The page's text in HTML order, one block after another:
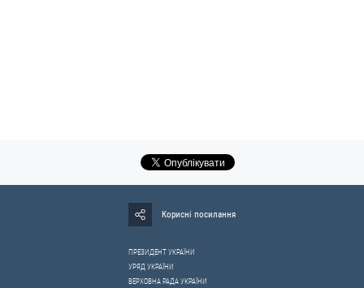
Корисні посилання
ПРЕЗИДЕНТ УКРАЇНИ
УРЯД УКРАЇНИ
ВЕРХОВНА РАДА УКРАЇНИ